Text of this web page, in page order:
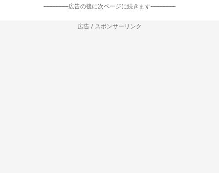
-----------------広告の後に次ページに続きます-----------------
広告 / スポンサーリンク